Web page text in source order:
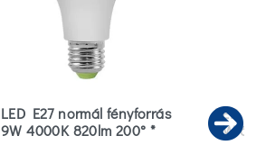
LED E27 normál fényforrás
9W 4000K 820lm 200° *
LED
9W